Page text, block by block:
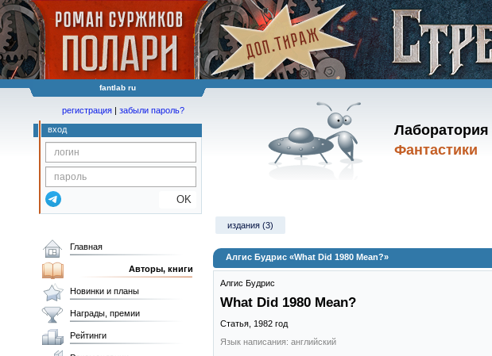
fantlab ru
Лаборатория
Фантастики
регистрация | забыли пароль?
вход
OK
издания (3)
Алгис Будрис «What Did 1980 Mean?»
Алгис Будрис
What Did 1980 Mean?
Статья, 1982 год
Язык написания: английский
Главная
Авторы, книги
Новинки и планы
Награды, премии
Рейтинги